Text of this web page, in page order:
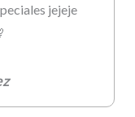
jejeje